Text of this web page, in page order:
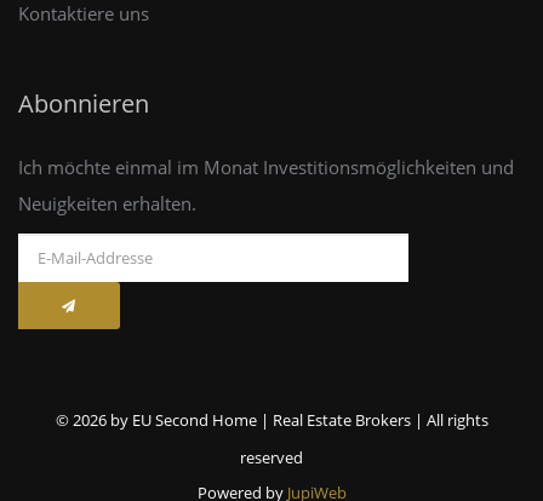
Kontaktiere uns
Abonnieren
Ich möchte einmal im Monat Investitionsmöglichkeiten und
Neuigkeiten erhalten.
© 2026 by EU Second Home | Real Estate Brokers | All rights
reserved
Powered by JupiWeb